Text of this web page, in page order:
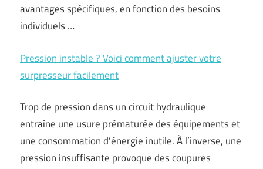
avantages spécifiques, en fonction des besoins
individuels …
Pression instable ? Voici comment ajuster votre
surpresseur facilement
Trop de pression dans un circuit hydraulique
entraîne une usure prématurée des équipements et
une consommation d’énergie inutile. À l’inverse, une
pression insuffisante provoque des coupures